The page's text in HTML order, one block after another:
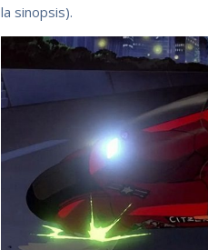
la sinopsis).